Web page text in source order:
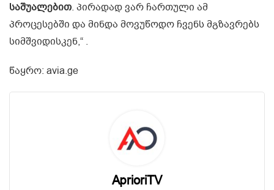
საშუალებით. პირადად ვარ ჩართული ამ
პროცესებში და მინდა მოვუწოდო ჩვენს მგზავრებს
სიმშვიდისკენ,“ .
წაყრო: avia.ge
AprioriTV